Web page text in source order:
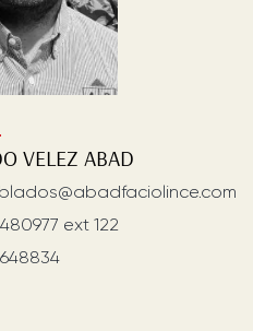
VELEZ ABAD
ext 122